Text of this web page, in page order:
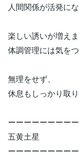
人間関係が活発にな
楽しい誘いが増えま
体調管理には気をつ
無理をせず、
休息もしっかり取り
ーーーーーーーー
五黄土星
ーーーーーーーー